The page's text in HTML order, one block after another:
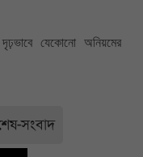
যেকোনো অনিয়মের
সংবাদ